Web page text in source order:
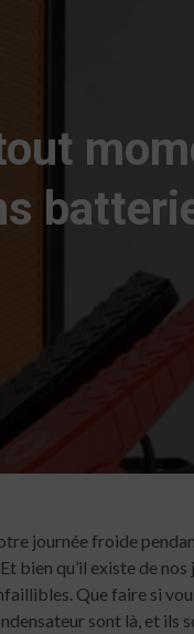
journée froide
bien qu’il existe de
Que faire si
sont là, et